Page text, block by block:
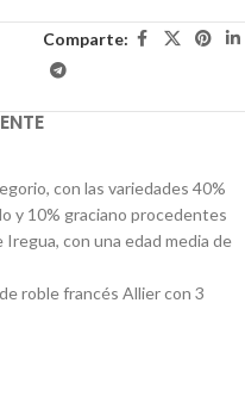
Comparte:
con las variedades 40%
y 10% graciano procedentes
Iregua, con una edad media de
roble francés Allier con 3